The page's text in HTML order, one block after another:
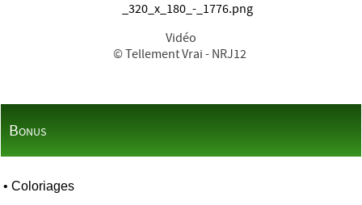
Vidéo
© Tellement Vrai - NRJ12
Bonus
•Coloriages